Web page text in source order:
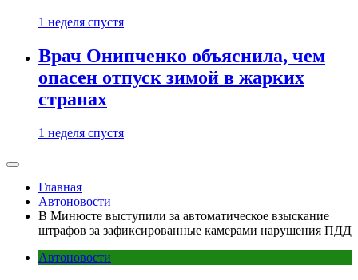
1 неделя спустя
Врач Онипченко объяснила, чем
опасен отпуск зимой в жарких
странах
1 неделя спустя
Главная
Автоновости
В Минюсте выступили за автоматическое взыскание
штрафов за зафиксированные камерами нарушения ПДД
Автоновости